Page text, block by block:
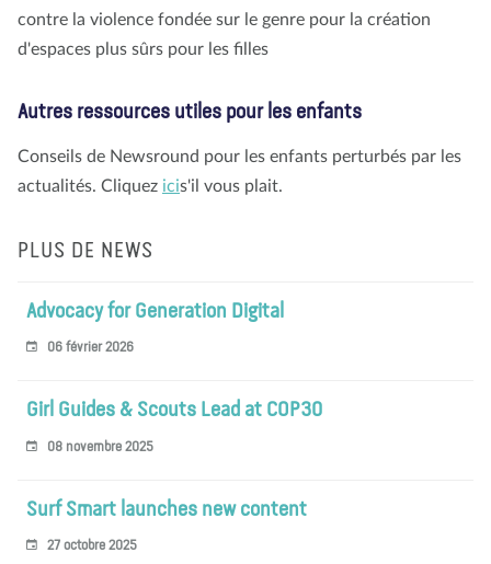
contre la violence fondée sur le genre pour la création
d'espaces plus sûrs pour les filles
Autres ressources utiles pour les enfants
Conseils de Newsround pour les enfants perturbés par les
actualités. Cliquez icis'il vous plait.
PLUS DE NEWS
Advocacy for Generation Digital
06 février 2026
Girl Guides & Scouts Lead at COP30
08 novembre 2025
Surf Smart launches new content
27 octobre 2025